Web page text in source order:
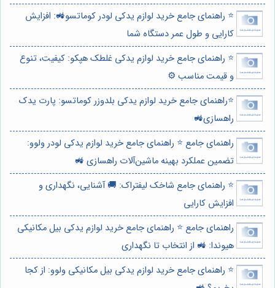
⭐️ راهنمای جامع خرید لوازم یدکی لودر کوماتسو🚜: افزایش
کارایی و طول عمر دستگاه شما
⭐️ راهنمای جامع خرید لوازم یدکی غلطک هپکو: کیفیت، تنوع
و قیمت مناسب ⚙️
⭐️راهنمای جامع خرید لوازم یدکی بلدوزر کوماتسو: پارت یدک
راهسازی🚜
راهنمای جامع ⭐️ راهنمای جامع خرید لوازم یدکی لودر ولوو:
تضمین عملکرد بهینه ماشین‌آلات راهسازی 🚜
⭐️ راهنمای جامع شاخک لیفتراک: 🚚 آشنایی، نگهداری و
افزایش کارایی
راهنمای جامع ⭐️ راهنمای جامع خرید لوازم یدکی بیل مکانیکی
هیوندا: 🚜 از انتخاب تا نگهداری
⭐️ راهنمای جامع خرید لوازم یدکی بیل مکانیکی ولوو: از کجا